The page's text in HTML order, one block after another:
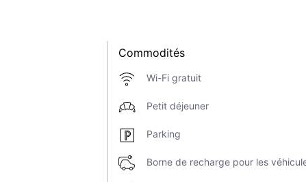
Commodités
Wi-Fi gratuit
Petit déjeuner
Parking
Borne de recharge pour les